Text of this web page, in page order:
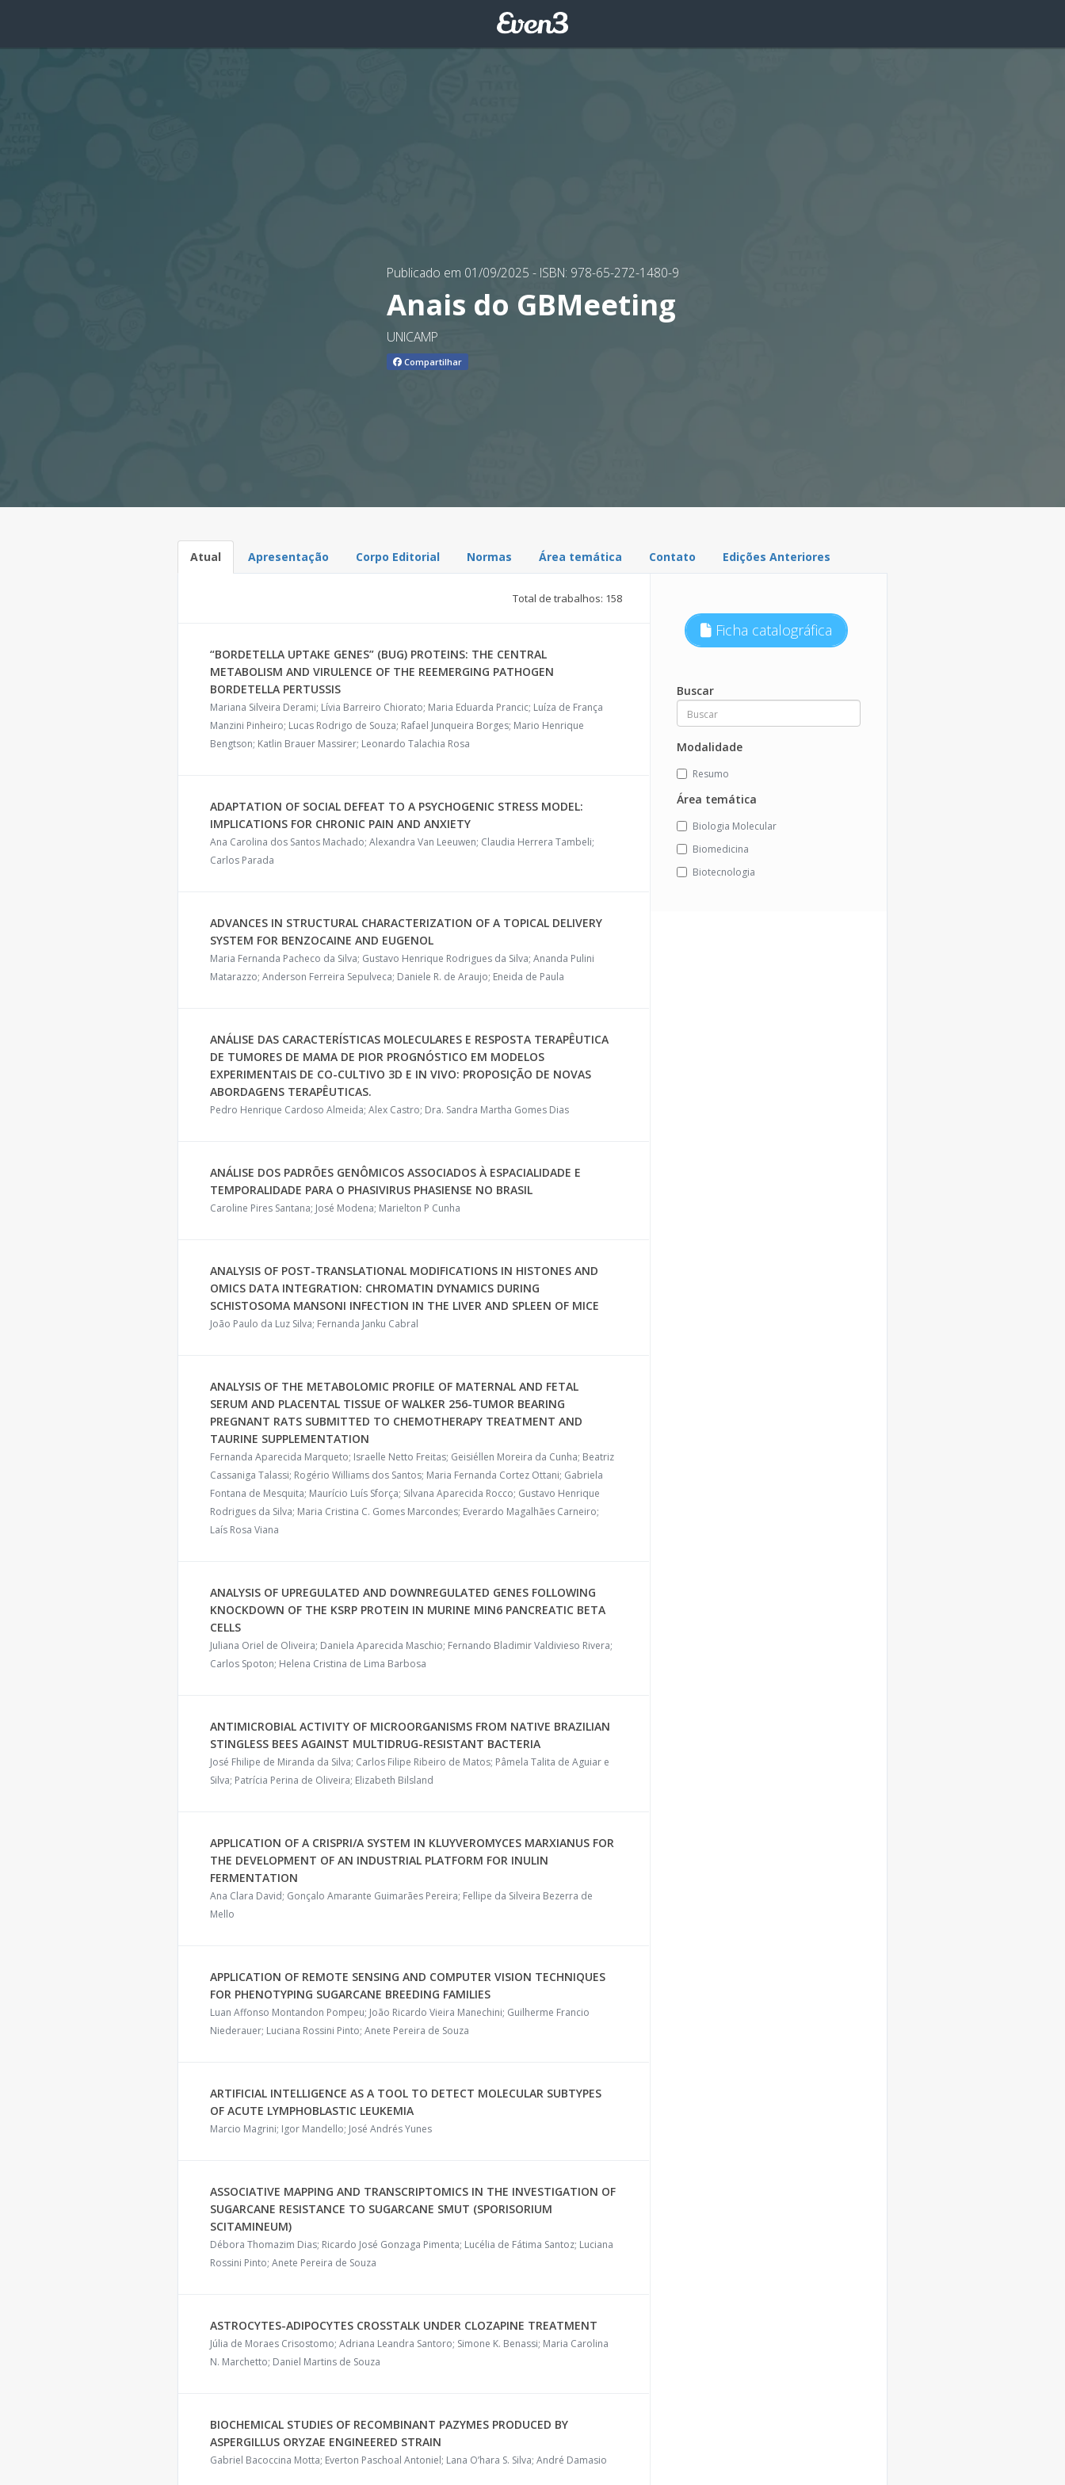
Publicado em 01/09/2025 - ISBN: 978-65-272-1480-9
Anais do GBMeeting
UNICAMP
Compartilhar
Atual Apresentação Corpo Editorial Normas Área temática Contato Edições Anteriores
Total de trabalhos: 158
“BORDETELLA UPTAKE GENES” (BUG) PROTEINS: THE CENTRAL
METABOLISM AND VIRULENCE OF THE REEMERGING PATHOGEN
BORDETELLA PERTUSSIS
Mariana Silveira Derami; Lívia Barreiro Chiorato; Maria Eduarda Prancic; Luíza de França
Manzini Pinheiro; Lucas Rodrigo de Souza; Rafael Junqueira Borges; Mario Henrique
Bengtson; Katlin Brauer Massirer; Leonardo Talachia Rosa
ADAPTATION OF SOCIAL DEFEAT TO A PSYCHOGENIC STRESS MODEL:
IMPLICATIONS FOR CHRONIC PAIN AND ANXIETY
Ana Carolina dos Santos Machado; Alexandra Van Leeuwen; Claudia Herrera Tambeli;
Carlos Parada
ADVANCES IN STRUCTURAL CHARACTERIZATION OF A TOPICAL DELIVERY
SYSTEM FOR BENZOCAINE AND EUGENOL
Maria Fernanda Pacheco da Silva; Gustavo Henrique Rodrigues da Silva; Ananda Pulini
Matarazzo; Anderson Ferreira Sepulveca; Daniele R. de Araujo; Eneida de Paula
ANÁLISE DAS CARACTERÍSTICAS MOLECULARES E RESPOSTA TERAPÊUTICA
DE TUMORES DE MAMA DE PIOR PROGNÓSTICO EM MODELOS
EXPERIMENTAIS DE CO-CULTIVO 3D E IN VIVO: PROPOSIÇÃO DE NOVAS
ABORDAGENS TERAPÊUTICAS.
Pedro Henrique Cardoso Almeida; Alex Castro; Dra. Sandra Martha Gomes Dias
ANÁLISE DOS PADRÕES GENÔMICOS ASSOCIADOS À ESPACIALIDADE E
TEMPORALIDADE PARA O PHASIVIRUS PHASIENSE NO BRASIL
Caroline Pires Santana; José Modena; Marielton P Cunha
ANALYSIS OF POST-TRANSLATIONAL MODIFICATIONS IN HISTONES AND
OMICS DATA INTEGRATION: CHROMATIN DYNAMICS DURING
SCHISTOSOMA MANSONI INFECTION IN THE LIVER AND SPLEEN OF MICE
João Paulo da Luz Silva; Fernanda Janku Cabral
ANALYSIS OF THE METABOLOMIC PROFILE OF MATERNAL AND FETAL
SERUM AND PLACENTAL TISSUE OF WALKER 256-TUMOR BEARING
PREGNANT RATS SUBMITTED TO CHEMOTHERAPY TREATMENT AND
TAURINE SUPPLEMENTATION
Fernanda Aparecida Marqueto; Israelle Netto Freitas; Geisiéllen Moreira da Cunha; Beatriz
Cassaniga Talassi; Rogério Williams dos Santos; Maria Fernanda Cortez Ottani; Gabriela
Fontana de Mesquita; Maurício Luís Sforça; Silvana Aparecida Rocco; Gustavo Henrique
Rodrigues da Silva; Maria Cristina C. Gomes Marcondes; Everardo Magalhães Carneiro;
Laís Rosa Viana
ANALYSIS OF UPREGULATED AND DOWNREGULATED GENES FOLLOWING
KNOCKDOWN OF THE KSRP PROTEIN IN MURINE MIN6 PANCREATIC BETA
CELLS
Juliana Oriel de Oliveira; Daniela Aparecida Maschio; Fernando Bladimir Valdivieso Rivera;
Carlos Spoton; Helena Cristina de Lima Barbosa
ANTIMICROBIAL ACTIVITY OF MICROORGANISMS FROM NATIVE BRAZILIAN
STINGLESS BEES AGAINST MULTIDRUG-RESISTANT BACTERIA
José Fhilipe de Miranda da Silva; Carlos Filipe Ribeiro de Matos; Pâmela Talita de Aguiar e
Silva; Patrícia Perina de Oliveira; Elizabeth Bilsland
APPLICATION OF A CRISPRI/A SYSTEM IN KLUYVEROMYCES MARXIANUS FOR
THE DEVELOPMENT OF AN INDUSTRIAL PLATFORM FOR INULIN
FERMENTATION
Ana Clara David; Gonçalo Amarante Guimarães Pereira; Fellipe da Silveira Bezerra de
Mello
APPLICATION OF REMOTE SENSING AND COMPUTER VISION TECHNIQUES
FOR PHENOTYPING SUGARCANE BREEDING FAMILIES
Luan Affonso Montandon Pompeu; João Ricardo Vieira Manechini; Guilherme Francio
Niederauer; Luciana Rossini Pinto; Anete Pereira de Souza
ARTIFICIAL INTELLIGENCE AS A TOOL TO DETECT MOLECULAR SUBTYPES
OF ACUTE LYMPHOBLASTIC LEUKEMIA
Marcio Magrini; Igor Mandello; José Andrés Yunes
ASSOCIATIVE MAPPING AND TRANSCRIPTOMICS IN THE INVESTIGATION OF
SUGARCANE RESISTANCE TO SUGARCANE SMUT (SPORISORIUM
SCITAMINEUM)
Débora Thomazim Dias; Ricardo José Gonzaga Pimenta; Lucélia de Fátima Santoz; Luciana
Rossini Pinto; Anete Pereira de Souza
ASTROCYTES-ADIPOCYTES CROSSTALK UNDER CLOZAPINE TREATMENT
Júlia de Moraes Crisostomo; Adriana Leandra Santoro; Simone K. Benassi; Maria Carolina
N. Marchetto; Daniel Martins de Souza
BIOCHEMICAL STUDIES OF RECOMBINANT PAZYMES PRODUCED BY
ASPERGILLUS ORYZAE ENGINEERED STRAIN
Gabriel Bacoccina Motta; Everton Paschoal Antoniel; Lana O’hara S. Silva; André Damasio
Ficha catalográfica
Buscar
Modalidade
Resumo
Área temática
Biologia Molecular
Biomedicina
Biotecnologia